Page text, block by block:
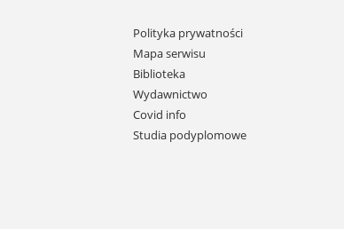
Pomiń
nawigację
i
przejdź
do
treści
Polityka prywatności
Mapa serwisu
Biblioteka
Wydawnictwo
Covid info
Studia podyplomowe